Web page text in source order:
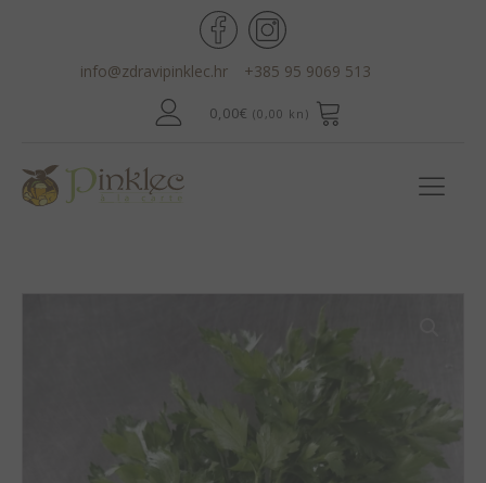
info@zdravipinklec.hr +385 95 9069 513
0,00€ (0,00 kn)